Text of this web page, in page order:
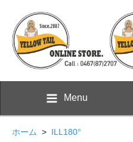
Menu
ホーム > ILL180°